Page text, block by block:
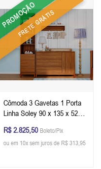
PROMOÇÃO
FRETE GRÁTIS
Cômoda 3 Gavetas 1 Porta
Linha Soley 90 x 135 x 52
- Louro Freijó
R$ 2.825,50 Boleto/Pix
ou em 10x sem juros de R$ 313,95